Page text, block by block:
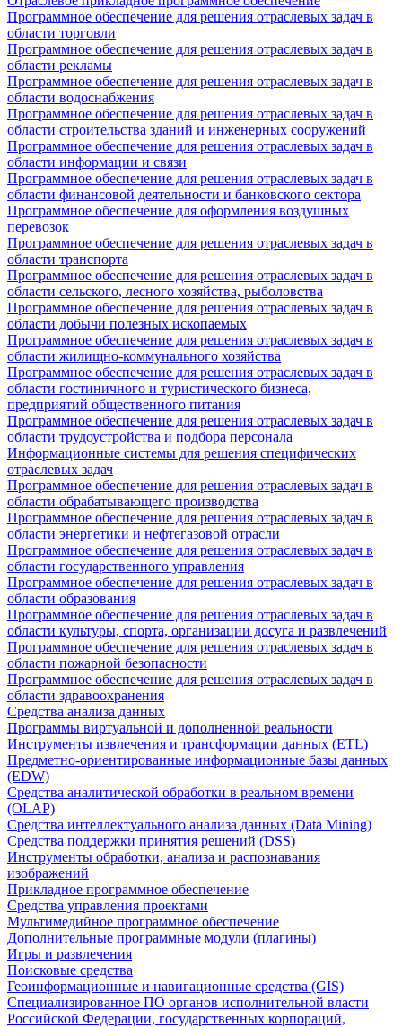
Программное обеспечение для решения отраслевых задач в
области торговли
Программное обеспечение для решения отраслевых задач в
области рекламы
Программное обеспечение для решения отраслевых задач в
области водоснабжения
Программное обеспечение для решения отраслевых задач в
области строительства зданий и инженерных сооружений
Программное обеспечение для решения отраслевых задач в
области информации и связи
Программное обеспечение для решения отраслевых задач в
области финансовой деятельности и банковского сектора
Программное обеспечение для оформления воздушных
перевозок
Программное обеспечение для решения отраслевых задач в
области транспорта
Программное обеспечение для решения отраслевых задач в
области сельского, лесного хозяйства, рыболовства
Программное обеспечение для решения отраслевых задач в
области добычи полезных ископаемых
Программное обеспечение для решения отраслевых задач в
области жилищно-коммунального хозяйства
Программное обеспечение для решения отраслевых задач в
области гостиничного и туристического бизнеса,
предприятий общественного питания
Программное обеспечение для решения отраслевых задач в
области трудоустройства и подбора персонала
Информационные системы для решения специфических
отраслевых задач
Программное обеспечение для решения отраслевых задач в
области обрабатывающего производства
Программное обеспечение для решения отраслевых задач в
области энергетики и нефтегазовой отрасли
Программное обеспечение для решения отраслевых задач в
области государственного управления
Программное обеспечение для решения отраслевых задач в
области образования
Программное обеспечение для решения отраслевых задач в
области культуры, спорта, организации досуга и развлечений
Программное обеспечение для решения отраслевых задач в
области пожарной безопасности
Программное обеспечение для решения отраслевых задач в
области здравоохранения
Средства анализа данных
Программы виртуальной и дополненной реальности
Инструменты извлечения и трансформации данных (ETL)
Предметно-ориентированные информационные базы данных
(EDW)
Средства аналитической обработки в реальном времени
(OLAP)
Средства интеллектуального анализа данных (Data Mining)
Средства поддержки принятия решений (DSS)
Инструменты обработки, анализа и распознавания
изображений
Прикладное программное обеспечение
Средства управления проектами
Мультимедийное программное обеспечение
Дополнительные программные модули (плагины)
Игры и развлечения
Поисковые средства
Геоинформационные и навигационные средства (GIS)
Специализированное ПО органов исполнительной власти
Российской Федерации, государственных корпораций,